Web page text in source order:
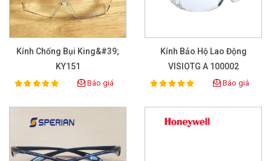
Kính Chống Bụi King&#39;
KY151
Rating:
100% Báo giá
Kính Bảo Hộ Lao Động
VISIOTG A 100002
Rating:
100% Báo giá